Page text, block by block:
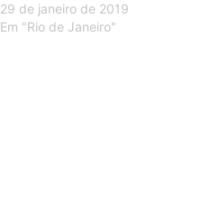
29 de janeiro de 2019
Em "Rio de Janeiro"